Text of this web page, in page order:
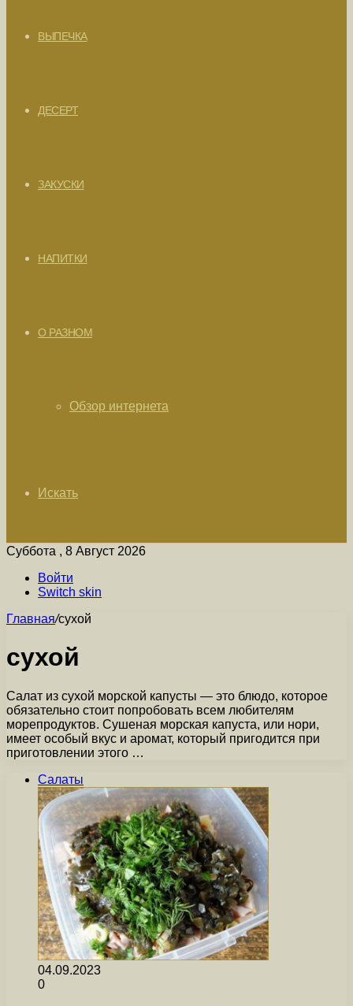
ВЫПЕЧКА
ДЕСЕРТ
ЗАКУСКИ
НАПИТКИ
О РАЗНОМ
Обзор интернета
Искать
Суббота , 8 Август 2026
Войти
Switch skin
Главная/сухой
сухой
Салат из сухой морской капусты — это блюдо, которое
обязательно стоит попробовать всем любителям
морепродуктов. Сушеная морская капуста, или нори,
имеет особый вкус и аромат, который пригодится при
приготовлении этого …
Салаты
04.09.2023
0